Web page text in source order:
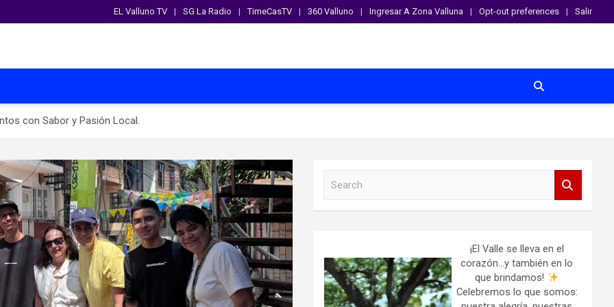
EL Valluno TV SG La Radio TimeCasTV 360 Valluno Ingresar A Zona Valluna Opt-out preferences Salir
con Sabor y Pasión Local.
¡El Valle se lleva en el
corazón…y también en lo
que brindamos!
Celebremos lo que somos: